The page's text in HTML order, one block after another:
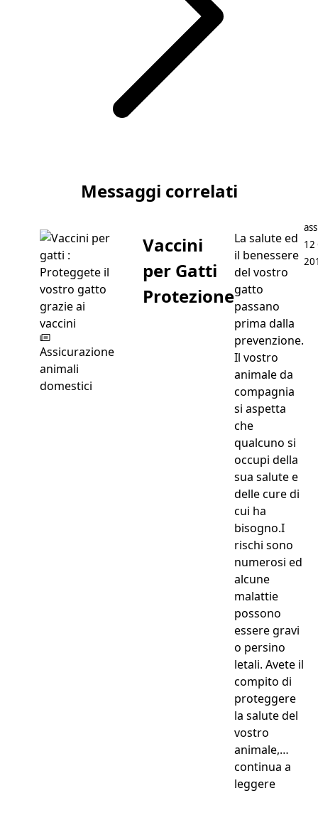
Messaggi correlati
Assicurazione
animali
domestici
Vaccini
per Gatti
Protezione
La salute ed
il benessere
del vostro
gatto
passano
prima dalla
prevenzione.
Il vostro
animale da
compagnia
si aspetta
che
qualcuno si
occupi della
sua salute e
delle cure di
cui ha
bisogno.I
rischi sono
numerosi ed
alcune
malattie
possono
essere gravi
o persino
letali. Avete il
compito di
proteggere
la salute del
vostro
animale,…
continua a
leggere
12